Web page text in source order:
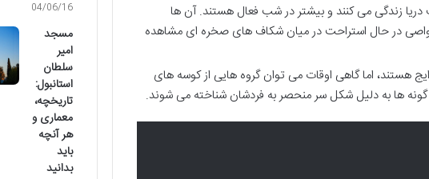
دریا زندگی می کنند و بیشتر در شب فعال هستند. آن ها
در حال استراحت در میان شکاف های صخره ای مشاهده
هستند، اما گاهی اوقات می توان گروه هایی از کوسه های
ها به دلیل شکل سر منحصر به فردشان شناخته می شوند.
04/06/16
مسجد
امیر
سلطان
استانبول:
تاریخچه،
معماری و
هر آنچه
باید
بدانید